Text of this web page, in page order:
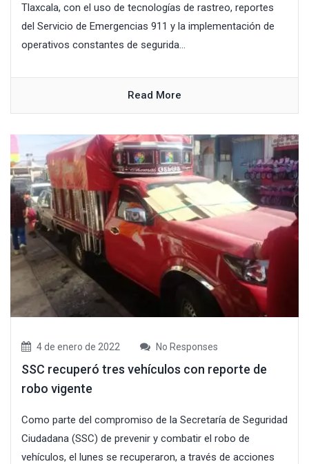
Tlaxcala, con el uso de tecnologías de rastreo, reportes
del Servicio de Emergencias 911 y la implementación de
operativos constantes de segurida...
Read More
4 de enero de 2022 No Responses
SSC recuperó tres vehículos con reporte de
robo vigente
Como parte del compromiso de la Secretaría de Seguridad
Ciudadana (SSC) de prevenir y combatir el robo de
vehículos, el lunes se recuperaron, a través de acciones